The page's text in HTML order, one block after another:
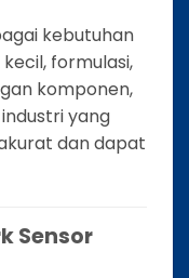
kebutuhan
formulasi,
komponen,
yang
dan dapat
Sensor